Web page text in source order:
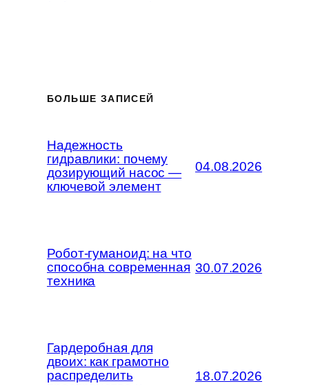
БОЛЬШЕ ЗАПИСЕЙ
Надежность
гидравлики: почему
дозирующий насос —
ключевой элемент
04.08.2026
Робот-гуманоид: на что
способна современная
техника
30.07.2026
Гардеробная для
двоих: как грамотно
распределить
18.07.2026